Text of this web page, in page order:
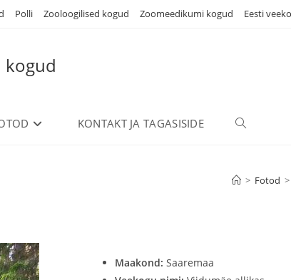
Polli Zooloogilised kogud Zoomeedikumi kogud Eesti
KONTAKT JA TAGASISIDE TOGGLE
> Fotod >
Maakond:Saaremaa